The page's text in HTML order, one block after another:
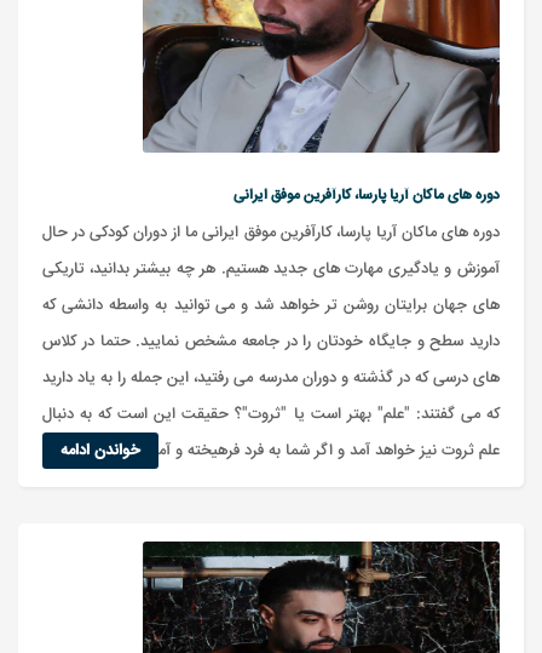
دوره های ماکان آریا پارسا، کارآفرین موفق ایرانی
دوره های ماکان آریا پارسا، کارآفرین موفق ایرانی ما از دوران کودکی در حال
آموزش و یادگیری مهارت های جدید هستیم. هر چه بیشتر بدانید، تاریکی
های جهان برایتان روشن تر خواهد شد و می توانید به واسطه دانشی که
دارید سطح و جایگاه خودتان را در جامعه مشخص نمایید. حتما در کلاس
های درسی که در گذشته و دوران مدرسه می رفتید، این جمله را به یاد دارید
که می گفتند: "علم" بهتر است یا "ثروت"؟ حقیقت این است که به دنبال
علم ثروت نیز خواهد آمد و اگر شما به فرد فرهیخته و آموز...خواندن ادامه